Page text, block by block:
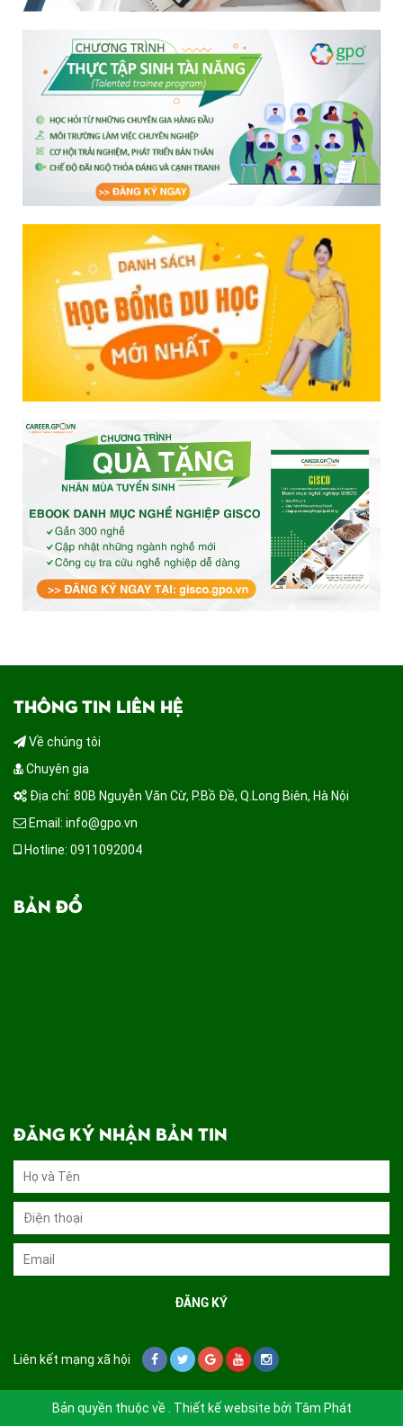
THÔNG TIN LIÊN HỆ
Về chúng tôi
Chuyên gia
Địa chỉ: 80B Nguyễn Văn Cừ, P.Bồ Đề, Q.Long Biên, Hà Nội
Email: info@gpo.vn
Hotline: 0911092004
BẢN ĐỒ
ĐĂNG KÝ NHẬN BẢN TIN
Liên kết mạng xã hội
Bản quyền thuộc về . Thiết kế website bởi Tâm Phát